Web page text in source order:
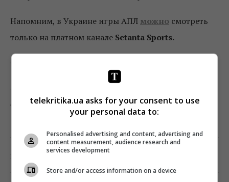
Напомним, в Украине игры АПЛ можно смотреть
только на платном канале Setanta Sports.
Фото: pixabay
Подписывайтесь на «Телекритику»
в
Telegramи Facebook!
Поделиться: Facebook
telekritika.ua asks for your consent to use
your personal data to:
Personalised advertising and content, advertising and
content measurement, audience research and
services development
Store and/or access information on a device